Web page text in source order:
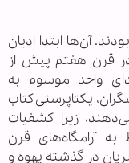
آن‌ها ابتدا ادیان
قرن هفتم پیش از
واحد موسوم به
یکتاپرستی کتاب
زیرا کشفیات
به آرامگاه‌های قرن
در گذشته یهوه و